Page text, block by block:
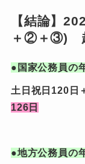
【結論】
＋②＋③)
●国家公務員の
土日祝日120日
126日
●地方公務員の